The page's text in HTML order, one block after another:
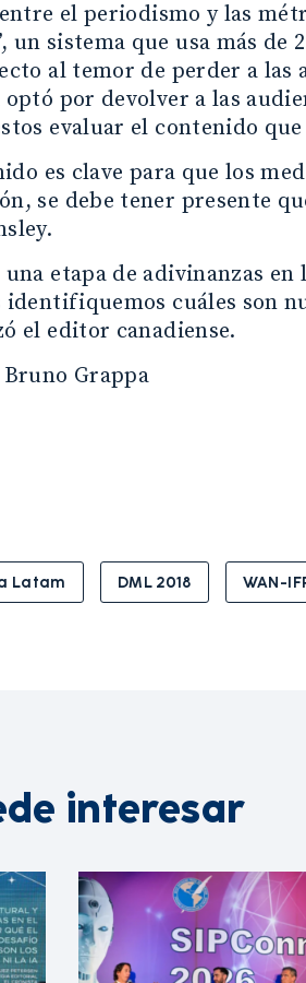
el periodismo y las
un sistema que usa más
al temor de perder a
optó por devolver a las
evaluar el contenido
es clave para que los
se debe tener presente
etapa de adivinanzas en
identifiquemos cuáles son
el editor canadiense.
Grappa
Latam DML 2018 WAN-
interesar